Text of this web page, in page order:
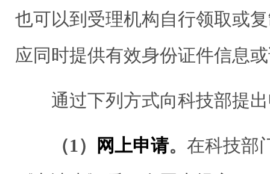
也可以到受理机构自行领取或
应同时提供有效身份证件信息
通过下列方式向科技部提出
（1） 网上申请。 在科技部